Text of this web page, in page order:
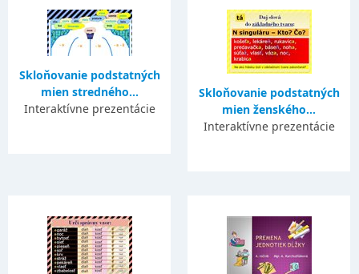
Skloňovanie podstatných
mien stredného...
Interaktívne prezentácie
Skloňovanie podstatných
mien ženského...
Interaktívne prezentácie